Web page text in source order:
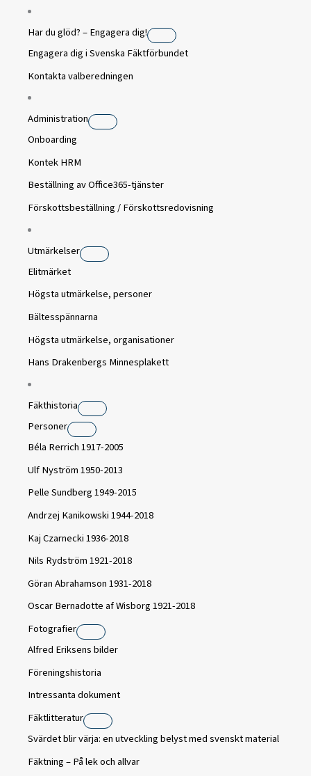
Har du glöd? – Engagera dig!
Engagera dig i Svenska Fäktförbundet
Kontakta valberedningen
Administration
Onboarding
Kontek HRM
Beställning av Office365-tjänster
Förskottsbeställning / Förskottsredovisning
Utmärkelser
Elitmärket
Högsta utmärkelse, personer
Bältesspännarna
Högsta utmärkelse, organisationer
Hans Drakenbergs Minnesplakett
Fäkthistoria
Personer
Béla Rerrich 1917-2005
Ulf Nyström 1950-2013
Pelle Sundberg 1949-2015
Andrzej Kanikowski 1944-2018
Kaj Czarnecki 1936-2018
Nils Rydström 1921-2018
Göran Abrahamson 1931-2018
Oscar Bernadotte af Wisborg 1921-2018
Fotografier
Alfred Eriksens bilder
Föreningshistoria
Intressanta dokument
Fäktlitteratur
Svärdet blir värja: en utveckling belyst med svenskt material
Fäktning – På lek och allvar